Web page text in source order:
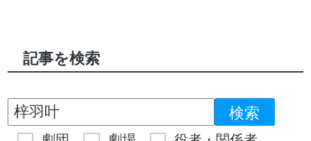
記事を検索